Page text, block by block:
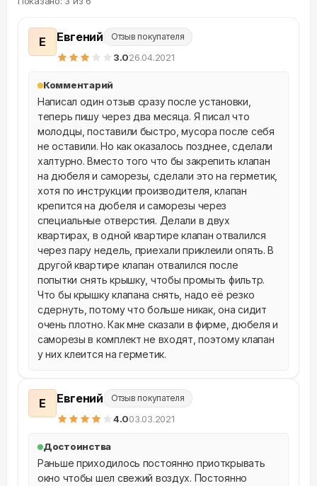
Е Евгений Отзыв покупателя
3.026.04.2021
Комментарий
Написал один отзыв сразу после установки,
теперь пишу через два месяца. Я писал что
молодцы, поставили быстро, мусора после себя
не оставили. Но как оказалось позднее, сделали
халтурно. Вместо того что бы закрепить клапан
на дюбеля и саморезы, сделали это на герметик,
хотя по инструкции производителя, клапан
крепится на дюбеля и саморезы через
специальные отверстия. Делали в двух
квартирах, в одной квартире клапан отвалился
через пару недель, приехали приклеили опять. В
другой квартире клапан отвалился после
попытки снять крышку, чтобы промыть фильтр.
Что бы крышку клапана снять, надо её резко
сдернуть, потому что больше никак, она сидит
очень плотно. Как мне сказали в фирме, дюбеля и
саморезы в комплект не входят, поэтому клапан
у них клеится на герметик.
Е Евгений Отзыв покупателя
4.003.03.2021
Достоинства
Раньше приходилось постоянно приоткрывать
окно чтобы шел свежий воздух. Постоянно